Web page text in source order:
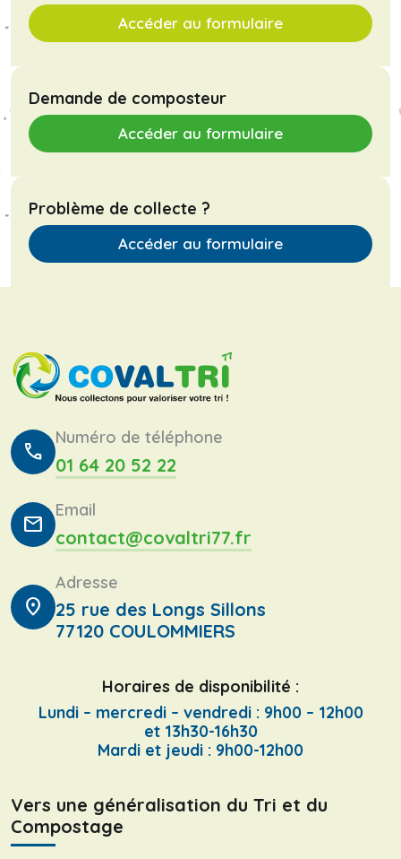
Accéder au formulaire
Demande de composteur
Accéder au formulaire
Problème de collecte ?
Accéder au formulaire
call
Numéro de téléphone
01 64 20 52 22
mail
Email
contact@covaltri77.fr
location_on
Adresse
25 rue des Longs Sillons
77120 COULOMMIERS
Horaires de disponibilité :
Lundi – mercredi – vendredi : 9h00 – 12h00
et 13h30-16h30
Mardi et jeudi : 9h00-12h00
Vers une généralisation du Tri et du
Compostage